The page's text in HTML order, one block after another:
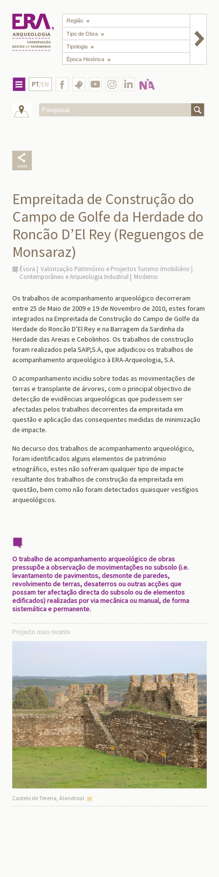
Região
Tipo de Obra
Tipologia
Época Histórica
PT/EN
Empreitada de Construção do
Campo de Golfe da Herdade do
Roncão D’El Rey (Reguengos de
Monsaraz)
Évora
Valorização Património e Projectos Turismo Imobiliário
Contemporâneo e Arqueologia Industrial
Moderno
Os trabalhos de acompanhamento arqueológico decorreram
entre 25 de Maio de 2009 e 19 de Novembro de 2010, estes foram
integrados na Empreitada de Construção do Campo de Golfe da
Herdade do Roncão D’El Rey e na Barragem da Sardinha da
Herdade das Areias e Cebolinhos. Os trabalhos de construção
foram realizados pela SAIP,S.A, que adjudicou os trabalhos de
acompanhamento arqueológico à ERA-Arqueologia, S.A.
O acompanhamento incidiu sobre todas as movimentações de
terras e transplante de árvores, com o principal objectivo de
detecção de evidências arqueológicas que pudessem ser
afectadas pelos trabalhos decorrentes da empreitada em
questão e aplicação das consequentes medidas de minimização
de impacte.
No decurso dos trabalhos de acompanhamento arqueológico,
foram identificados alguns elementos de património
etnográfico, estes não sofreram qualquer tipo de impacte
resultante dos trabalhos de construção da empreitada em
questão, bem como não foram detectados quaisquer vestígios
arqueológicos.
O trabalho de acompanhamento arqueológico de obras
pressupõe a observação de movimentações no subsolo (i.e.
levantamento de pavimentos, desmonte de paredes,
revolvimento de terras, desaterros ou outras acções que
possam ter afectação directa do subsolo ou de elementos
edificados) realizadas por via mecânica ou manual, de forma
sistemática e permanente.
Projecto mais recente
Castelo de Terena, Alandroal